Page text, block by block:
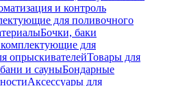
и контроль
для поливочного
Бочки, баки
для
опрыскивателейТовары для
и сауныБондарные
Аксессуары для